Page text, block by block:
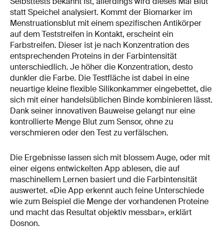
statt Speichel analysiert. Kommt der Biomarker im
Menstruationsblut mit einem spezifischen Antikörper
auf dem Teststreifen in Kontakt, erscheint ein
Farbstreifen. Dieser ist je nach Konzentration des
entsprechenden Proteins in der Farbintensität
unterschiedlich. Je höher die Konzentration, desto
dunkler die Farbe. Die Testfläche ist dabei in eine
neuartige kleine flexible Silikonkammer eingebettet, die
sich mit einer handelsüblichen Binde kombinieren lässt.
Dank seiner innovativen Bauweise gelangt nur eine
kontrollierte Menge Blut zum Sensor, ohne zu
verschmieren oder den Test zu verfälschen.
Die Ergebnisse lassen sich mit blossem Auge, oder mit
einer eigens entwickelten App ablesen, die auf
maschinellem Lernen basiert und die Farbintensität
auswertet. «Die App erkennt auch feine Unterschiede
wie zum Beispiel die Menge der vorhandenen Proteine
und macht das Resultat objektiv messbar», erklärt
Dosnon.